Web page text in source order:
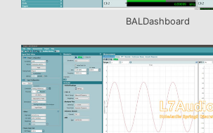
BALDashboard